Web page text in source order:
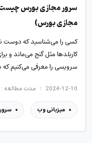
مجازی بورس)
کسی را می‌شناسید که دوست
کاربلدها مثل گنج می‌ماند و
سرویسی را معرفی می‌کنیم که
2024-12-10 مدت مطالعه : ۵ دقیقه
میزبانی وب سرور